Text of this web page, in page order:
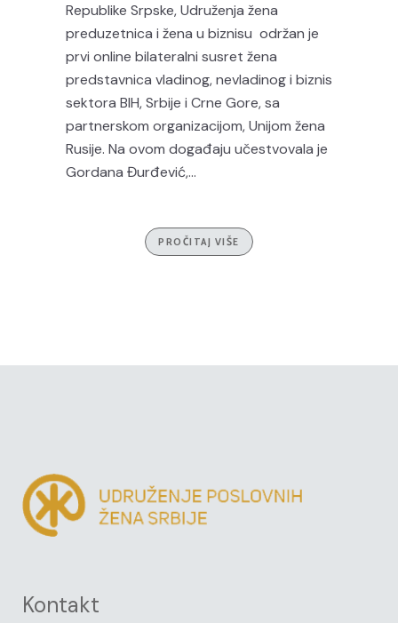
Republike Srpske, Udruženja žena
preduzetnica i žena u biznisu održan je
prvi online bilateralni susret žena
predstavnica vladinog, nevladinog i biznis
sektora BIH, Srbije i Crne Gore, sa
partnerskom organizacijom, Unijom žena
Rusije. Na ovom događaju učestvovala je
Gordana Đurđević,...
PROČITAJ VIŠE
Kontakt